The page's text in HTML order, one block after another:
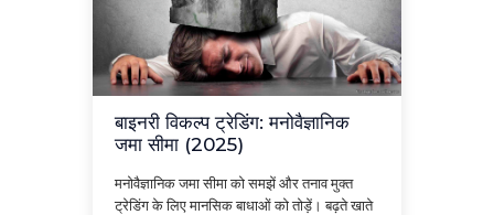
बाइनरी विकल्प ट्रेडिंग: मनोवैज्ञानिक
जमा सीमा (2025)
मनोवैज्ञानिक जमा सीमा को समझें और तनाव मुक्त
ट्रेडिंग के लिए मानसिक बाधाओं को तोड़ें। बढ़ते खाते